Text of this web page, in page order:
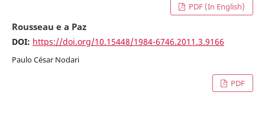
PDF (In English)
Rousseau e a Paz
DOI: https://doi.org/10.15448/1984-6746.2011.3.9166
Paulo César Nodari
PDF